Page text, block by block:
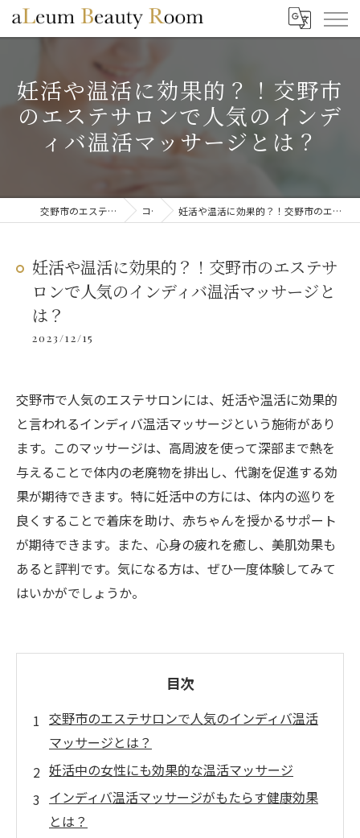
妊活や温活に効果的？！交野市
のエステサロンで人気のインデ
ィバ温活マッサージとは？
交野市のエステならaLeum Beauty Room コラム 妊活や温活に効果的？！交野市のエステサロンで人気のインディバ温活マッサージとは？
妊活や温活に効果的？！交野市のエステサ
ロンで人気のインディバ温活マッサージと
は？
2023/12/15
交野市で人気のエステサロンには、妊活や温活に効果的
と言われるインディバ温活マッサージという施術があり
ます。このマッサージは、高周波を使って深部まで熱を
与えることで体内の老廃物を排出し、代謝を促進する効
果が期待できます。特に妊活中の方には、体内の巡りを
良くすることで着床を助け、赤ちゃんを授かるサポート
が期待できます。また、心身の疲れを癒し、美肌効果も
あると評判です。気になる方は、ぜひ一度体験してみて
はいかがでしょうか。
目次
交野市のエステサロンで人気のインディバ温活
マッサージとは？
妊活中の女性にも効果的な温活マッサージ
インディバ温活マッサージがもたらす健康効果
とは？